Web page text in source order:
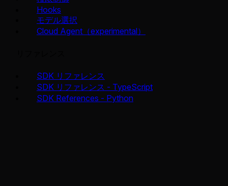
Hooks
モデル選択
Cloud Agent（experimental）
SDK リファレンス
SDK リファレンス - TypeScript
SDK References - Python